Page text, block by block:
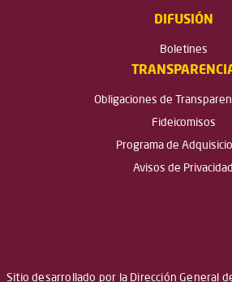
DIFUSIÓN
Boletines
Obligaciones de
Fideicomisos
Programa de
Avisos de Privacidad
Sitio desarrollado por la Dirección General